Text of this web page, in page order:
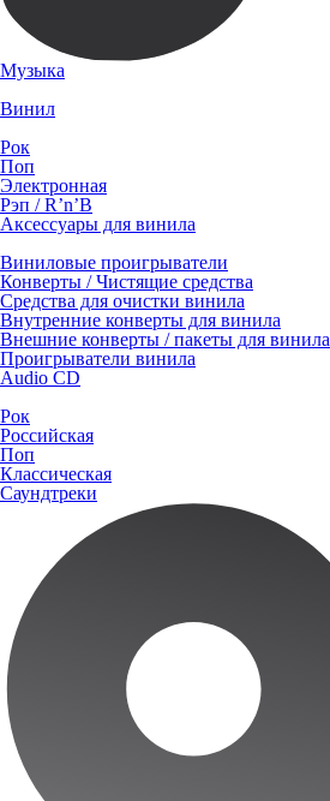
Музыка
Винил
Рок
Поп
Электронная
Рэп / R’n’B
Аксессуары для винила
Виниловые проигрыватели
Конверты / Чистящие средства
Средства для очистки винила
Внутренние конверты для винила
Внешние конверты / пакеты для винила
Проигрыватели винила
Audio CD
Рок
Российская
Поп
Классическая
Саундтреки